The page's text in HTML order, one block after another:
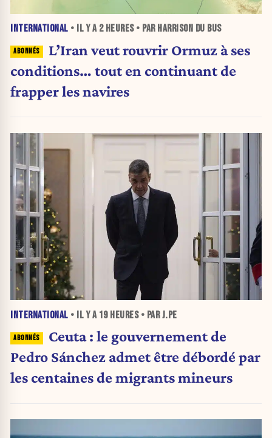
INTERNATIONAL • IL Y A 2 HEURES• PAR HARRISON DU BUS
L’Iran veut rouvrir Ormuz à ses
conditions… tout en continuant de
frapper les navires
INTERNATIONAL • IL Y A 19 HEURES• PAR J.PE
Ceuta : le gouvernement de
Pedro Sánchez admet être débordé par
les centaines de migrants mineurs